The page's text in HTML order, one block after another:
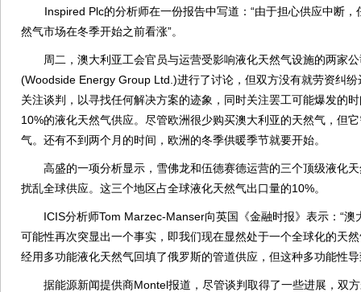
Inspired Plc的分析师在一份报告中写道：“由于担心供应中断，
然气市场在冬季开始之前看涨”。
周二，澳大利亚工会官员与运营受影响液化天然气设施的两家
(Woodside Energy Group Ltd.)进行了讨论，但双方没有就劳资纠
关注谈判，以寻找任何解决方案的迹象，同时关注罢工可能爆发的
10%的液化天然气供应。尽管欧洲很少购买澳大利亚的天然气，但
气。还有不到两个月的时间，欧洲的冬季供暖季节就要开始。
高盛的一项分析显示，雪佛龙和伍德赛德运营的三个顶级液化天
扰乱全球供应。这三个地区占全球液化天然气出口量的10%。
ICIS分析师Tom Marzec-Manser向英国《金融时报》表示：“澳
可能性再次突显出一个事实，即我们现在显然处于一个全球化的天
经用多功能液化天然气回填了俄罗斯的管道供应，但这种多功能性
据能源新闻提供商Montel报道，尽管谈判取得了一些进展，双方